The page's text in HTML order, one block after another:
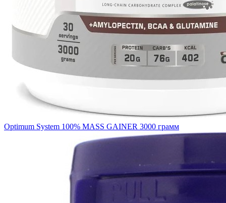
Optimum System 100% MASS GAINER 3000 грамм